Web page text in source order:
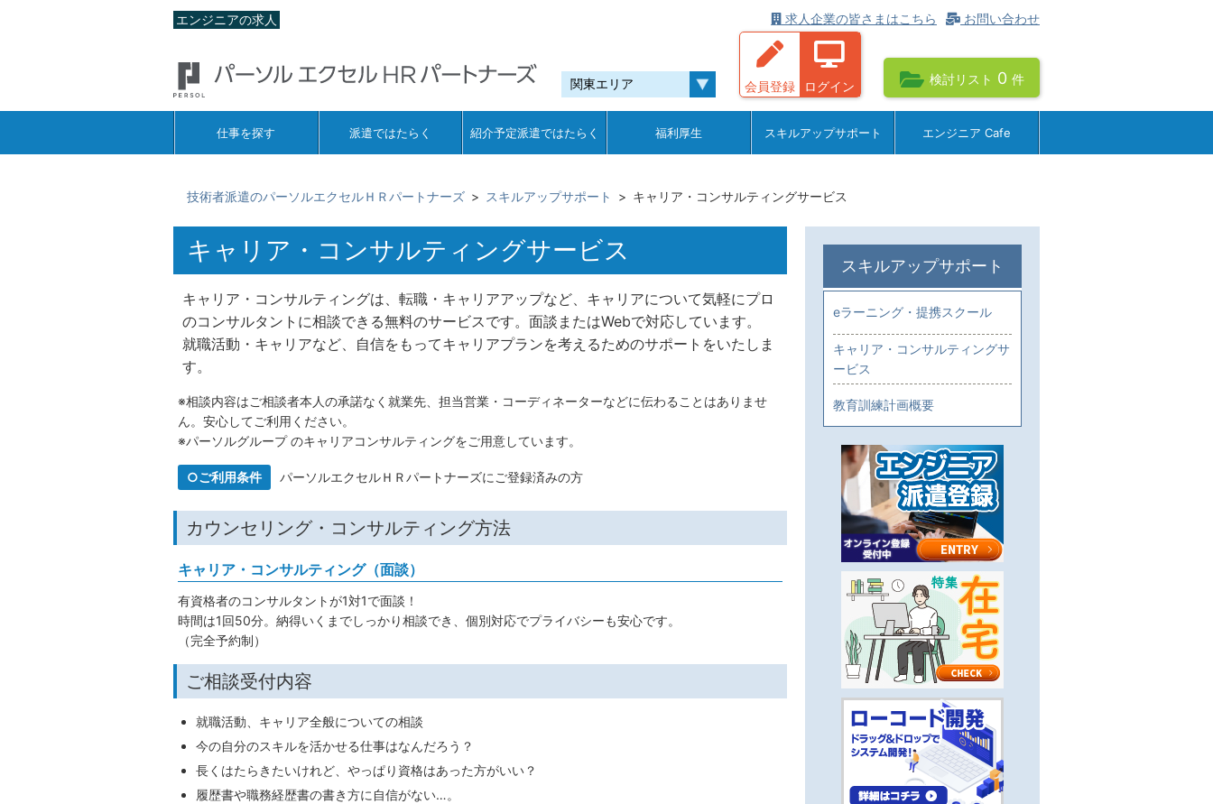
エンジニアの求人 お問い合わせ
求人企業の皆さまはこちら
会員登録 ログイン 検討リスト 0 件
仕事を探す 派遣ではたらく 紹介予定派遣ではたらく 福利厚生 スキルアップサポート エンジニア Cafe
技術者派遣のパーソルエクセルＨＲパートナーズ スキルアップサポート キャリア・コンサルティングサービス
キャリア・コンサルティングサービス
キャリア・コンサルティングは、転職・キャリアアップなど、キャリアについて気軽にプロ
のコンサルタントに相談できる無料のサービスです。面談またはWebで対応しています。
就職活動・キャリアなど、自信をもってキャリアプランを考えるためのサポートをいたしま
す。
※相談内容はご相談者本人の承諾なく就業先、担当営業・コーディネーターなどに伝わることはありませ
ん。安心してご利用ください。
※パーソルグループ のキャリアコンサルティングをご用意しています。
ご利用条件 パーソルエクセルＨＲパートナーズにご登録済みの方
カウンセリング・コンサルティング方法
キャリア・コンサルティング（面談）
有資格者のコンサルタントが1対1で面談！
時間は1回50分。納得いくまでしっかり相談でき、個別対応でプライバシーも安心です。
（完全予約制）
ご相談受付内容
就職活動、キャリア全般についての相談
今の自分のスキルを活かせる仕事はなんだろう？
長くはたらきたいけれど、やっぱり資格はあった方がいい？
履歴書や職務経歴書の書き方に自信がない…。
スキルアップサポート
eラーニング・提携スクール
キャリア・コンサルティングサ
ービス
教育訓練計画概要